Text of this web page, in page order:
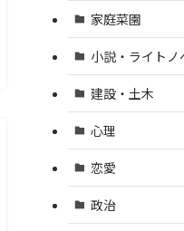
家庭菜園
小説・ライトノ
建設・土木
心理
恋愛
政治